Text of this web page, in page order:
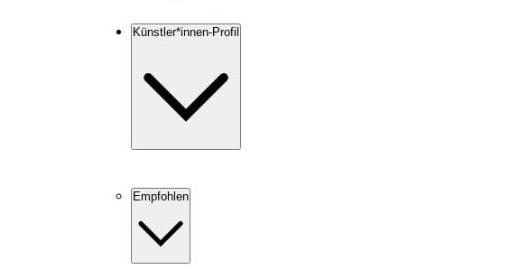
Künstler*innen-Profil
Empfohlen